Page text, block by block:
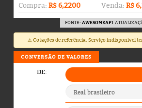
Compra: R$ 6,2200 Venda: R$
FONTE: AWESOMEAPI.
⚠️ Cotações de referência. Serviço indisponível
CONVERSÃO DE VALORES